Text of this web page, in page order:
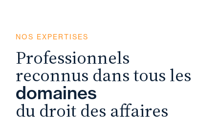
NOS EXPERTISES
Professionnels
reconnus dans tous les
domaines
du droit des affaires